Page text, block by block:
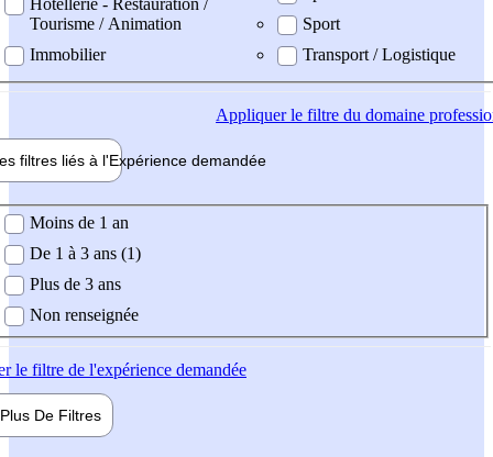
Tourisme / Animation
Immobilier
Sport
Transport / Logistique
Appliquerle filtre du domaine
filtres liés à l'Expérience demandée
demandée
Moins de 1 an
De 1 à 3 ans (1)
Plus de 3 ans
Non renseignée
le filtre de l'expérience demandée
Plus De Filtres